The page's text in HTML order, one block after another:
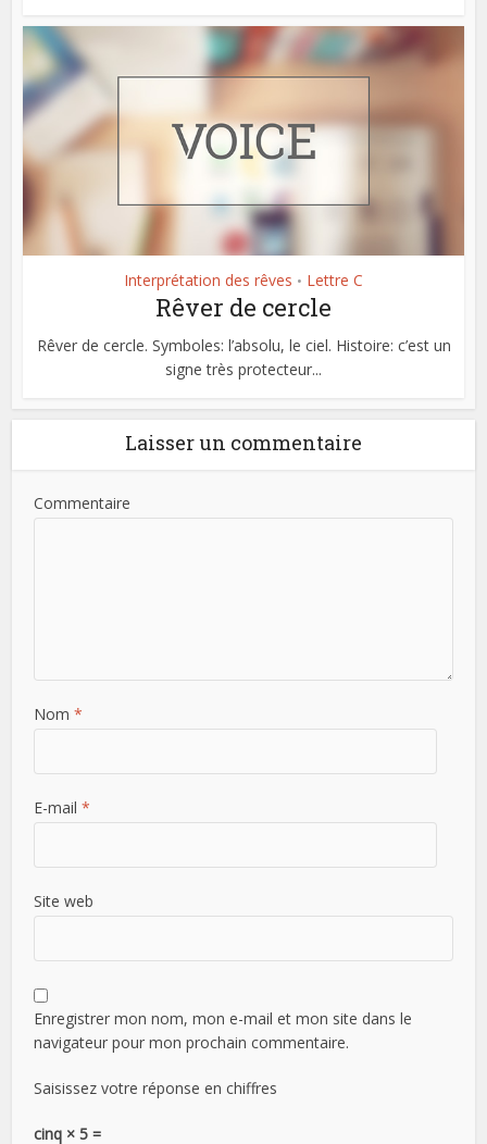
Interprétation des rêves • Lettre C
Rêver de cercle
Rêver de cercle. Symboles: l’absolu, le ciel. Histoire: c’est un
signe très protecteur...
Laisser un commentaire
Commentaire
Nom*
E-mail*
Site web
Enregistrer mon nom, mon e-mail et mon site dans le
navigateur pour mon prochain commentaire.
Saisissez votre réponse en chiffres
cinq × 5 =